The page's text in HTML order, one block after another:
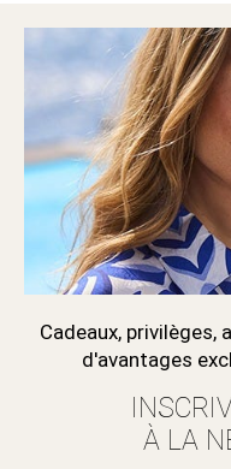
Cadeaux,
d'avantages
À LA